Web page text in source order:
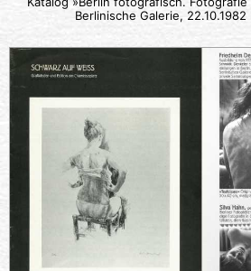
Berlinische Galerie, 22.10.1982